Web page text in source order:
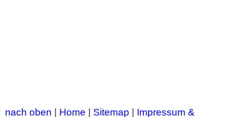
nach oben Home Sitemap
Impressum &